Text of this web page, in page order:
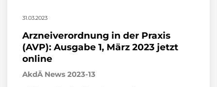
31.03.2023
Arzneiverordnung in der Praxis
(AVP): Ausgabe 1, März 2023 jetzt
online
AkdÄ News 2023-13